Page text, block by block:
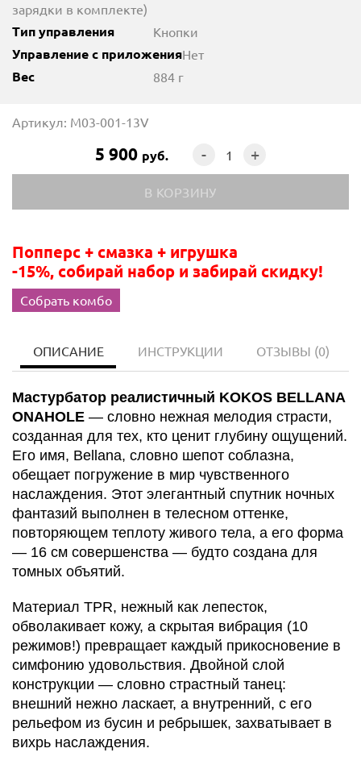
зарядки в комплекте)
Тип управления Кнопки
Управление с приложенияНет
Вес 884 г
Артикул: M03-001-13V
5 900 руб. - +
Попперс + смазка + игрушка
-15%, собирай набор и забирай скидку!
Собрать комбо
ОПИСАНИЕ ИНСТРУКЦИИ ОТЗЫВЫ (0)
Мастурбатор реалистичный KOKOS BELLANA
ONAHOLE — словно нежная мелодия страсти,
созданная для тех, кто ценит глубину ощущений.
Его имя, Bellana, словно шепот соблазна,
обещает погружение в мир чувственного
наслаждения. Этот элегантный спутник ночных
фантазий выполнен в телесном оттенке,
повторяющем теплоту живого тела, а его форма
— 16 см совершенства — будто создана для
томных объятий.
Материал TPR, нежный как лепесток,
обволакивает кожу, а скрытая вибрация (10
режимов!) превращает каждый прикосновение в
симфонию удовольствия. Двойной слой
конструкции — словно страстный танец:
внешний нежно ласкает, а внутренний, с его
рельефом из бусин и ребрышек, захватывает в
вихрь наслаждения.